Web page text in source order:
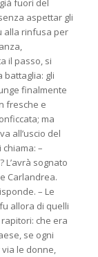
fuori del
aspettar gli
alla rinfusa per
il passo, si
battaglia: gli
finalmente
fresche e
ma
all’uscio del
–
L’avrà sognato
Carlandrea.
– Le
allora di quelli
che era
se ogni
le donne,